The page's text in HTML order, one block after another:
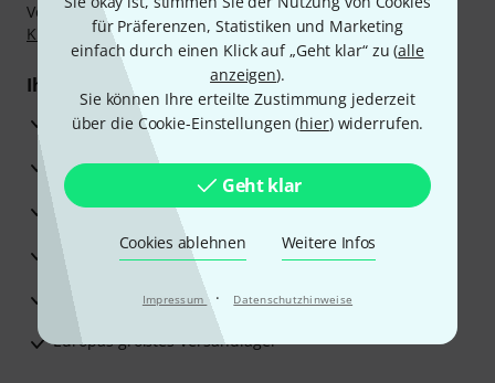
für Präferenzen, Statistiken und Marketing
einfach durch einen Klick auf „Geht klar“ zu (alle
anzeigen).
Sie können Ihre erteilte Zustimmung jederzeit
über die Cookie-Einstellungen (hier) widerrufen.
Geht klar
Cookies ablehnen Weitere Infos
Impressum · Datenschutzhinweise
Vorkasse, PayPal, Amazon Pay,Klarna Sofort bezahlen,
Klarna Ratenzahlungoder Kreditkarte.
Ihre Vorteile
3 Jahre Thomann Garantie
30 Tage Money-Back-Garantie
Reparaturservice
Beratung durch Fachexperten
Zufriedenheitsgarantie
Europas größtes Versandlager